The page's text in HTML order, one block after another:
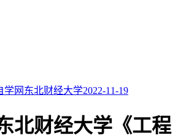
学网 东北财经大学2022-11-19
北财经大学《工程